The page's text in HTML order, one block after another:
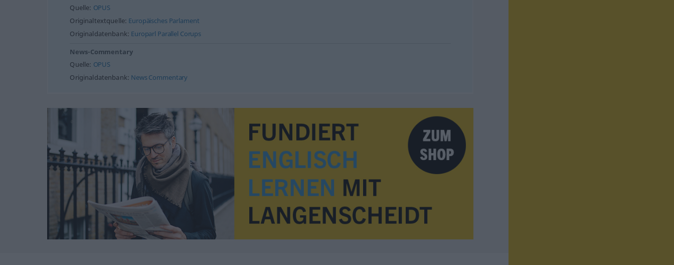
Quelle: OPUS
Originaltextquelle: Europäisches Parlament
Originaldatenbank: Europarl Parallel Corups
News-Commentary
Quelle: OPUS
Originaldatenbank: News Commentary